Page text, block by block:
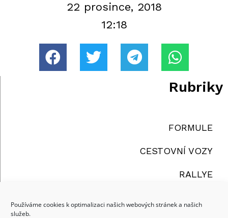
Používáme cookies k optimalizaci našich webových stránek a našich
služeb.
22 prosince, 2018
12:18
Rubriky
FORMULE
CESTOVNÍ VOZY
RALLYE